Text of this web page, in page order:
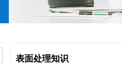
表面处理知识